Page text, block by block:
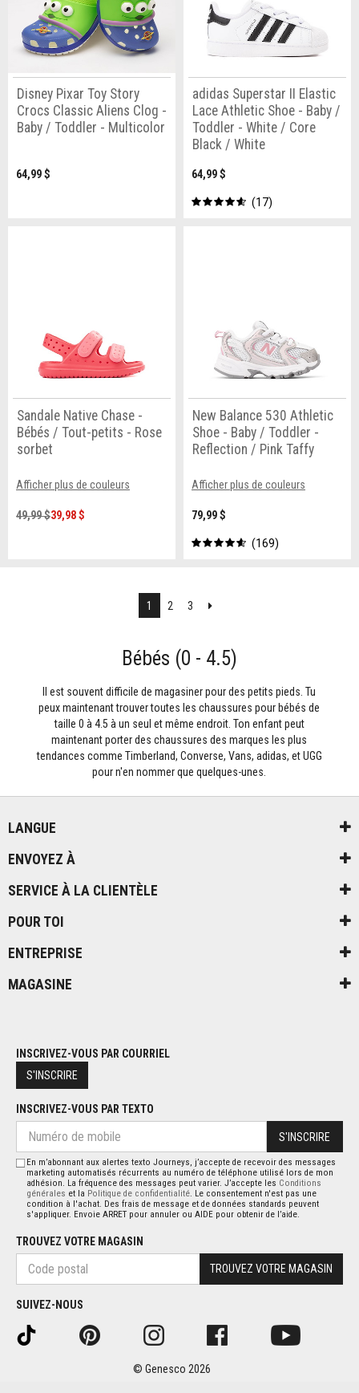
Disney Pixar Toy Story
Crocs Classic Aliens Clog -
Baby / Toddler - Multicolor
64,99 $
adidas Superstar II Elastic
Lace Athletic Shoe - Baby /
Toddler - White / Core
Black / White
64,99 $
17
Sandale Native Chase -
Bébés / Tout-petits - Rose
sorbet
Afficher plus de couleurs
49,99 $39,98 $
New Balance 530 Athletic
Shoe - Baby / Toddler -
Reflection / Pink Taffy
Afficher plus de couleurs
79,99 $
169
1 2 3 Suivant
Bébés (0 - 4.5)
Il est souvent difficile de magasiner pour des petits pieds. Tu
peux maintenant trouver toutes les chaussures pour bébés de
taille 0 à 4.5 à un seul et même endroit. Ton enfant peut
maintenant porter des chaussures des marques les plus
tendances comme Timberland, Converse, Vans, adidas, et UGG
pour n'en nommer que quelques-unes.
LANGUE
ENVOYEZ À
SERVICE À LA CLIENTÈLE
POUR TOI
ENTREPRISE
MAGASINE
INSCRIVEZ-VOUS PAR COURRIEL
S'INSCRIRE
INSCRIVEZ-VOUS PAR TEXTO
S'INSCRIRE
En m’abonnant aux alertes texto Journeys, j’accepte de recevoir des messages
marketing automatisés récurrents au numéro de téléphone utilisé lors de mon
adhésion. La fréquence des messages peut varier. J’accepte les Conditions
générales et la Politique de confidentialité. Le consentement n'est pas une
condition à l'achat. Des frais de message et de données standards peuvent
s'appliquer. Envoie ARRET pour annuler ou AIDE pour obtenir de l’aide.
TROUVEZ VOTRE MAGASIN
TROUVEZ VOTRE MAGASIN
SUIVEZ-NOUS
© Genesco 2026